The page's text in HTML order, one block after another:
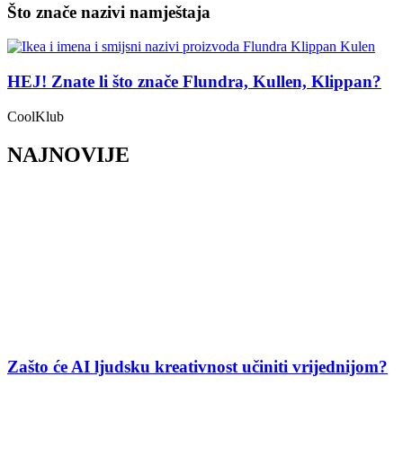
Što znače nazivi namještaja
HEJ! Znate li što znače Flundra, Kullen, Klippan?
CoolKlub
NAJNOVIJE
Zašto će AI ljudsku kreativnost učiniti vrijednijom?